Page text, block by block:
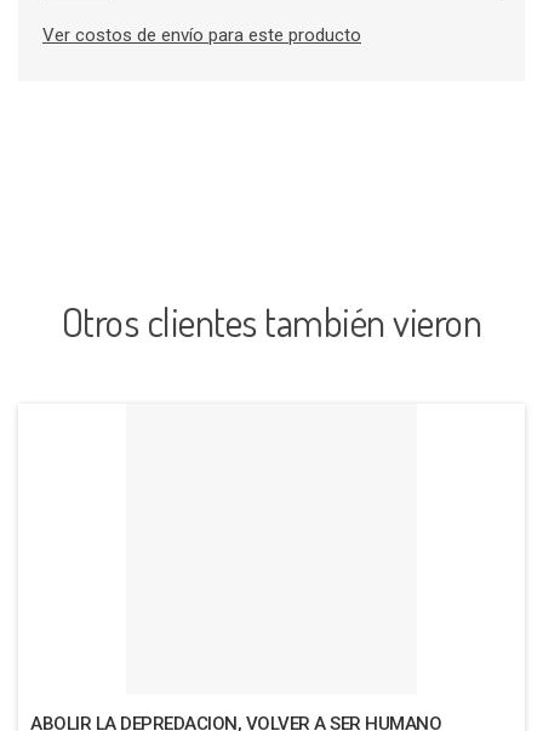
Ver costos de envío para este producto
Otros clientes también vieron
ABOLIR LA DEPREDACION, VOLVER A SER HUMANO